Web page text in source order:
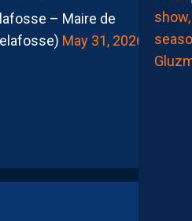
– Maire de
May 31, 2026